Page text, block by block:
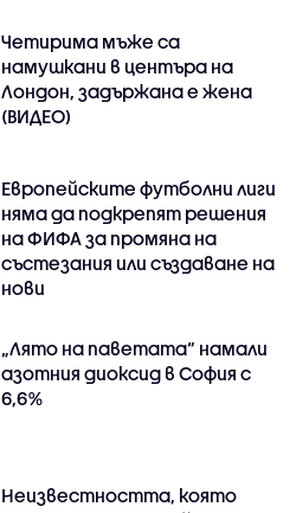
Четирима мъже са
намушкани в центъра на
Лондон, задържана е жена
(ВИДЕО)
Европейските футболни лиги
няма да подкрепят решения
на ФИФА за промяна на
състезания или създаване на
нови
„Лято на паветата“ намали
азотния диоксид в София с
6,6%
Неизвестността, която